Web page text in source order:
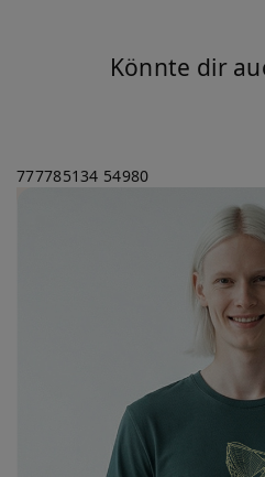
Könnte dir
777785134 54980